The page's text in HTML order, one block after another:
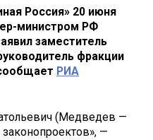
Россия» 20 июня
министром РФ
заместитель
фракции
РИА
(Медведев —
—